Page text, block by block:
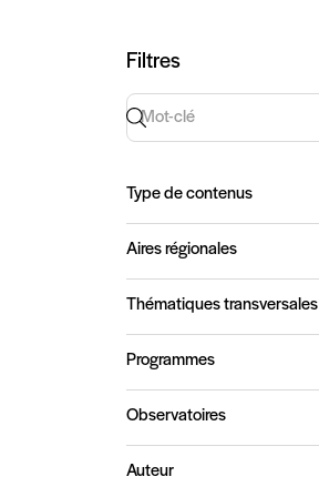
Filtres
Recherche par mot-clé
Type de contenus
Aires régionales
Thématiques transversales
Programmes
Observatoires
Auteur